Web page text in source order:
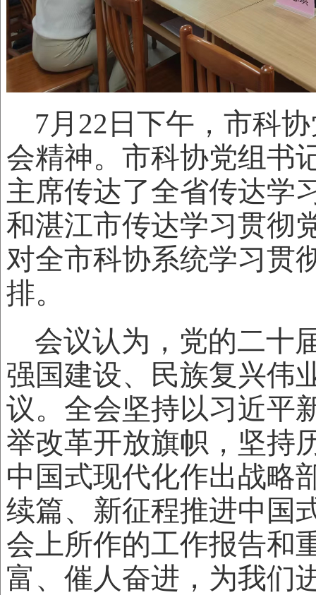
7月22日下午，市科
会精神。市科协党组书
主席传达了全省传达学
和湛江市传达学习贯彻
对全市科协系统学习贯
排。
会议认为，党的二十
强国建设、民族复兴伟
议。全会坚持以习近平
举改革开放旗帜，坚持
中国式现代化作出战略
续篇、新征程推进中国
会上所作的工作报告和
富、催人奋进，为我们